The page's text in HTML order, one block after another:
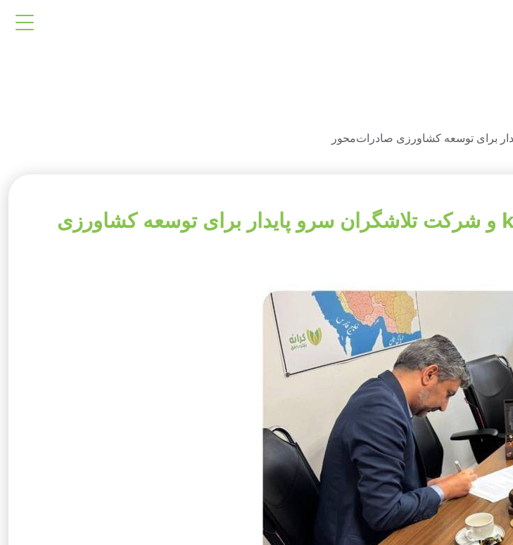
عقد تفاهم‌نامه همکاری بین پلتفرم keshavarzi.ir و شرکت تلاشگران سرو پایدار برای توسعه کشاورزی